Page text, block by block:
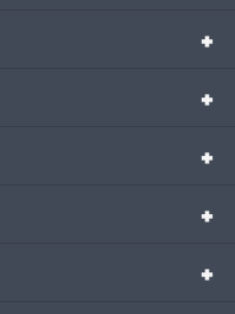
+
+
+
+
+